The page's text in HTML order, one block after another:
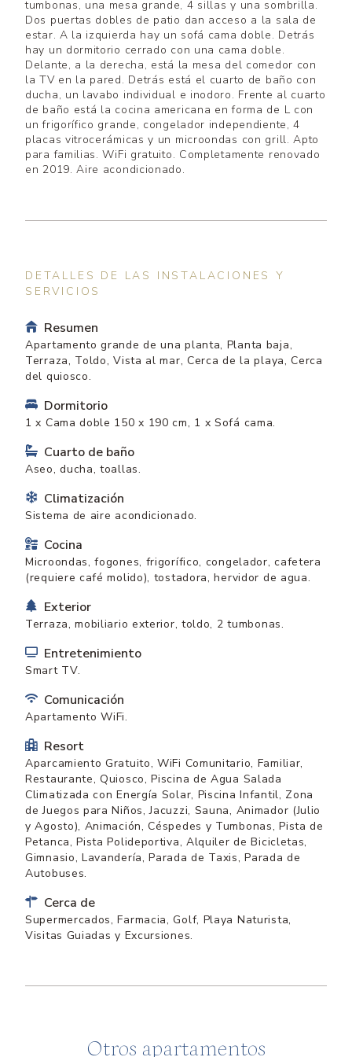
tumbonas, una mesa grande, 4 sillas y una sombrilla.
Dos puertas dobles de patio dan acceso a la sala de
estar. A la izquierda hay un sofá cama doble. Detrás
hay un dormitorio cerrado con una cama doble.
Delante, a la derecha, está la mesa del comedor con
la TV en la pared. Detrás está el cuarto de baño con
ducha, un lavabo individual e inodoro. Frente al cuarto
de baño está la cocina americana en forma de L con
un frigorífico grande, congelador independiente, 4
placas vitrocerámicas y un microondas con grill. Apto
para familias. WiFi gratuito. Completamente renovado
en 2019. Aire acondicionado.
DETALLES DE LAS INSTALACIONES Y
SERVICIOS
Resumen
Apartamento grande de una planta, Planta baja,
Terraza, Toldo, Vista al mar, Cerca de la playa, Cerca
del quiosco.
Dormitorio
1 x Cama doble 150 x 190 cm, 1 x Sofá cama.
Cuarto de baño
Aseo, ducha, toallas.
Climatización
Sistema de aire acondicionado.
Cocina
Microondas, fogones, frigorífico, congelador, cafetera
(requiere café molido), tostadora, hervidor de agua.
Exterior
Terraza, mobiliario exterior, toldo, 2 tumbonas.
Entretenimiento
Smart TV.
Comunicación
Apartamento WiFi.
Resort
Aparcamiento Gratuito, WiFi Comunitario, Familiar,
Restaurante, Quiosco, Piscina de Agua Salada
Climatizada con Energía Solar, Piscina Infantil, Zona
de Juegos para Niños, Jacuzzi, Sauna, Animador (Julio
y Agosto), Animación, Céspedes y Tumbonas, Pista de
Petanca, Pista Polideportiva, Alquiler de Bicicletas,
Gimnasio, Lavandería, Parada de Taxis, Parada de
Autobuses.
Cerca de
Supermercados, Farmacia, Golf, Playa Naturista,
Visitas Guiadas y Excursiones.
Otros apartamentos